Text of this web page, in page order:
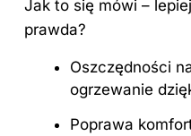
Jak to się mówi –
prawda?
Oszczędności
ogrzewanie
Poprawa